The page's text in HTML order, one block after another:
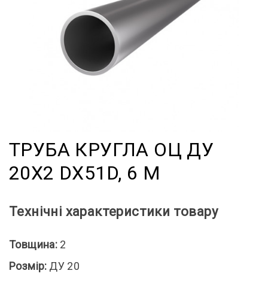
ТРУБА КРУГЛА ОЦ ДУ
20X2 DX51D, 6 М
Технічні характеристики товару
Товщина: 2
Розмір: ДУ 20